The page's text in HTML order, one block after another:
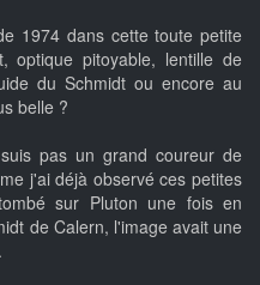
1974 dans cette toute petite
optique pitoyable, lentille de
du Schmidt ou encore au
belle ?
pas un grand coureur de
j'ai déjà observé ces petites
sur Pluton une fois en
de Calern, l'image avait une